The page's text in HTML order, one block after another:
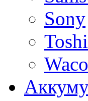
Sony